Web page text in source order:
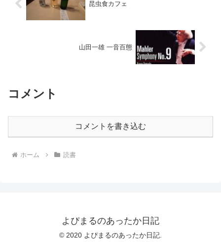
昆虫食カフェ
山田一雄 一音百態
コメント
コメントを書き込む
ホーム 読書
よぴまるのあったか日記
© 2020 よぴまるのあったか日記.